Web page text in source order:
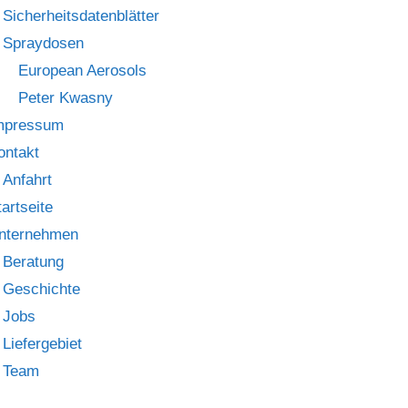
Sicherheitsdatenblätter
Spraydosen
European Aerosols
Peter Kwasny
Anfahrt
Beratung
Geschichte
Jobs
Liefergebiet
Team